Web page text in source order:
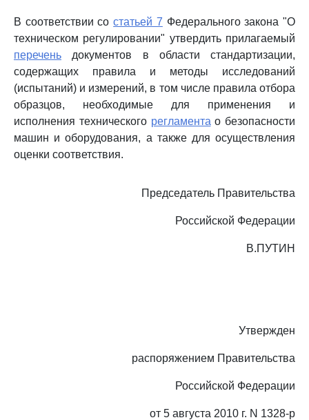
В соответствии состатьей 7 Федерального закона "О
техническом регулировании" утвердить прилагаемый
перечень документов в области стандартизации,
содержащих правила и методы исследований
(испытаний) и измерений, в том числе правила отбора
образцов, необходимые для применения и
исполнения технического регламента о безопасности
машин и оборудования, а также для осуществления
оценки соответствия.
Председатель Правительства
Российской Федерации
В.ПУТИН
Утвержден
распоряжением Правительства
Российской Федерации
от 5 августа 2010 г. N 1328-р